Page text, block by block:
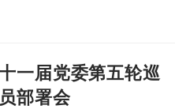
一届党委第五轮巡
部署会